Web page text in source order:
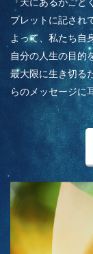
ブレットに記され
よって、私たち自
自分の人生の目的
最大限に生き切る
らのメッセージに